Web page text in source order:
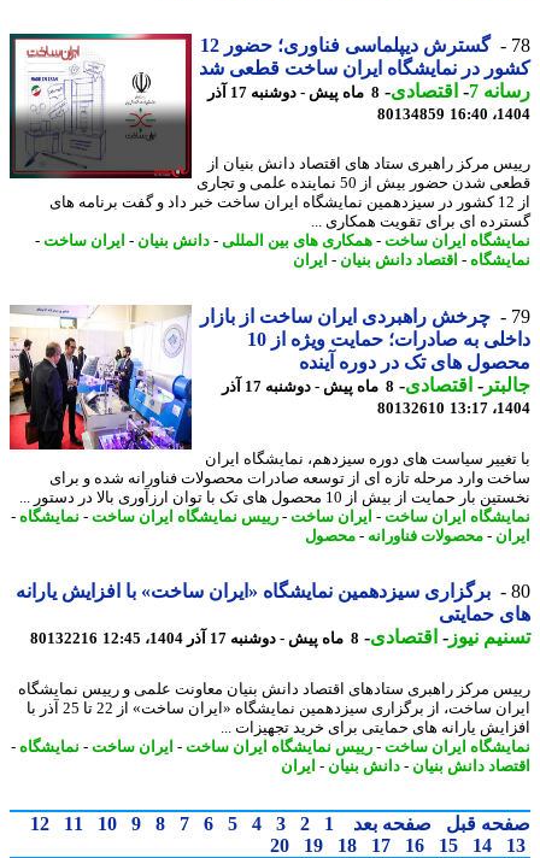
گسترش دیپلماسی فناوری؛ حضور 12
در نمایشگاه ایران ساخت قطعی شد
7
-اقتصادی-
8 ماه پیش - دوشنبه 17 آذر
80134859
مرکز راهبری ستاد های اقتصاد دانش بنیان از
قطعی شدن حضور بیش از 50 نماینده علمی و تجاری
از 12 کشور در سیزدهمین نمایشگاه ایران ساخت خبر داد و گفت برنامه های
ای برای تقویت همکاری ...
ایران ساخت-همکاری های بین المللی-دانش بنیان-ایران ساخت-
-اقتصاد دانش بنیان-ایران
چرخش راهبردی ایران ساخت از بازار
داخلی به صادرات؛ حمایت ویژه از 10
های تک در دوره آینده
-اقتصادی-
8 ماه پیش - دوشنبه 17 آذر
80132610
سیاست های دوره سیزدهم، نمایشگاه ایران
وارد مرحله تازه ای از توسعه صادرات محصولات فناورانه شده و برای
حمایت از بیش از 10 محصول های تک با توان ارزآوری بالا در دستور ...
ایران ساخت-ایران ساخت-رییس نمایشگاه ایران ساخت-نمایشگاه-
- محصولات فناورانه- محصول
برگزاری سیزدهمین نمایشگاه «ایران ساخت» با افزایش یارانه
حمایتی
نیوز-اقتصادی-8 ماه پیش - دوشنبه 17 آذر 1404، 12:45 80132216
مرکز راهبری ستادهای اقتصاد دانش بنیان معاونت علمی و رییس نمایشگاه
ایران ساخت، از برگزاری سیزدهمین نمایشگاه «ایران ساخت» از 22 تا 25 آذر با
یارانه های حمایتی برای خرید تجهیزات ...
ایران ساخت-رییس نمایشگاه ایران ساخت-ایران ساخت-نمایشگاه-
دانش بنیان-دانش بنیان-ایران
قبل صفحه بعد 1
2
3
4
5
6
7
8
9
10
11
12
14
15
16
17
18
19
20